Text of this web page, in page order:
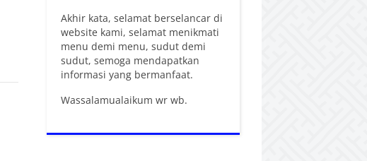
Akhir kata, selamat berselancar di
website kami, selamat menikmati
menu demi menu, sudut demi
sudut, semoga mendapatkan
informasi yang bermanfaat.
Wassalamualaikum wr wb.